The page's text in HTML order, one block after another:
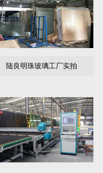
陆良明珠玻璃工厂实拍